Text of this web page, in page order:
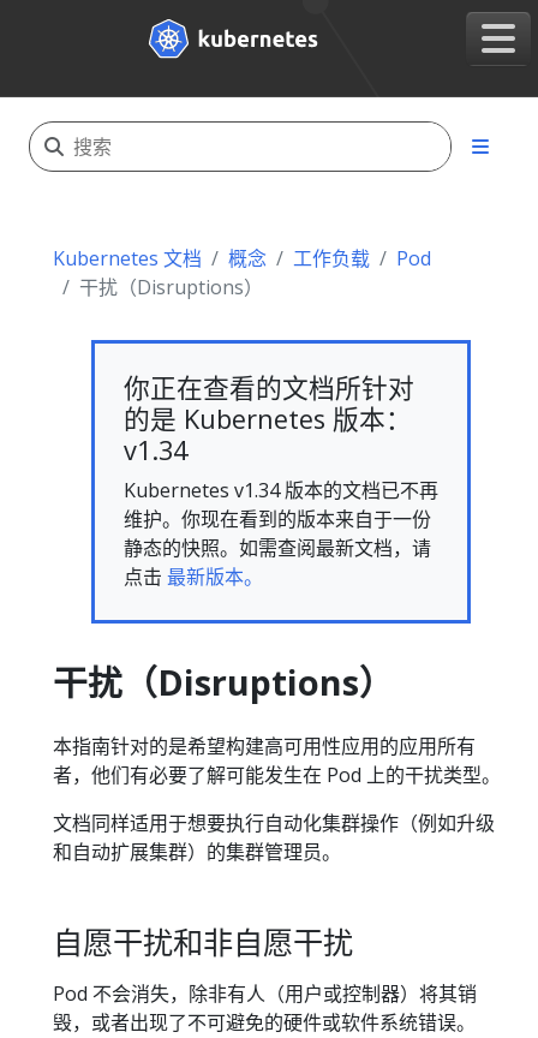
Kubernetes 文档 概念 工作负载
Pod
干扰（Disruptions）
你正在查看的文档所针对
的是 Kubernetes 版本：
v1.34
Kubernetes v1.34 版本的文档已不再
维护。你现在看到的版本来自于一份
静态的快照。如需查阅最新文档，请
点击 最新版本。
干扰（Disruptions）
本指南针对的是希望构建高可用性应用的应用所有
者，他们有必要了解可能发生在 Pod 上的干扰类型。
文档同样适用于想要执行自动化集群操作（例如升级
和自动扩展集群）的集群管理员。
自愿干扰和非自愿干扰
Pod 不会消失，除非有人（用户或控制器）将其销
毁，或者出现了不可避免的硬件或软件系统错误。